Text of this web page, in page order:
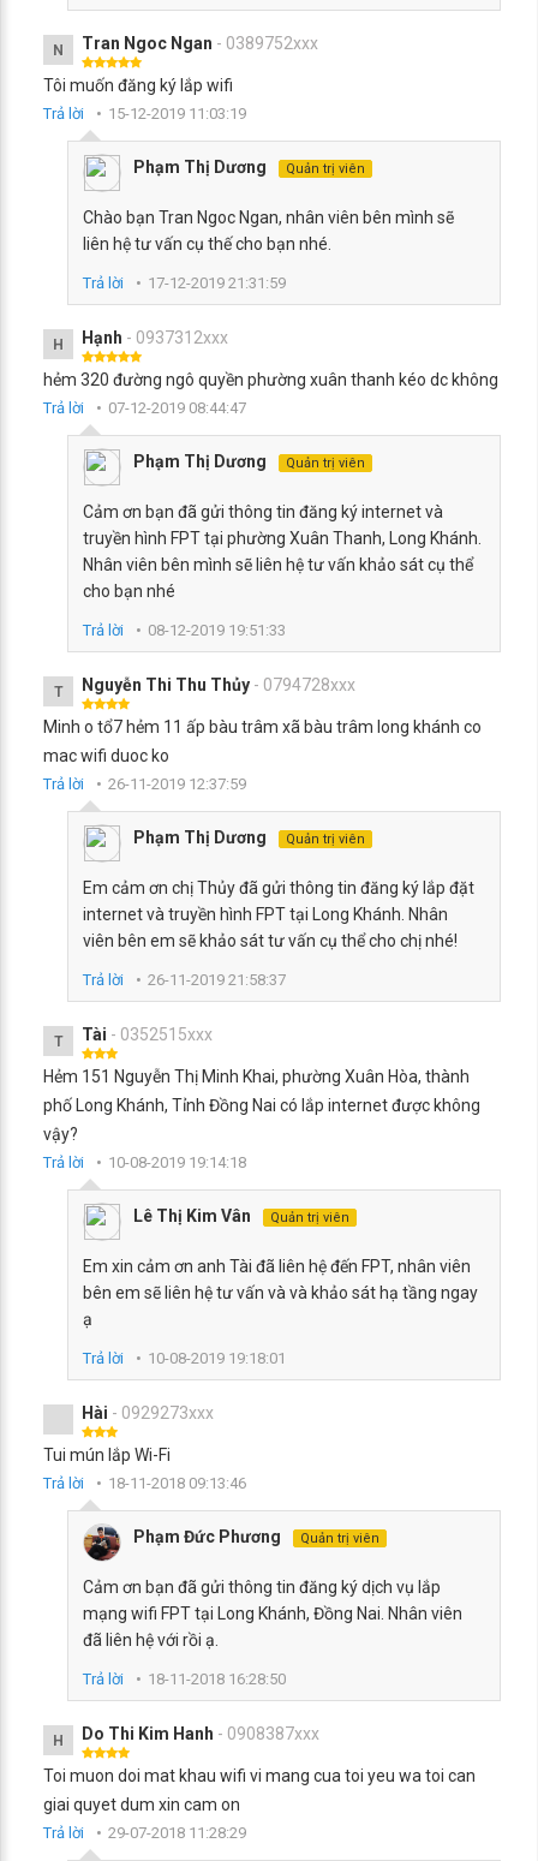
N Tran Ngoc Ngan - 0389752xxx
Tôi muốn đăng ký lắp wifi
Trả lời 15-12-2019 11:03:19
Phạm Thị Dương Quản trị viên
Chào bạn Tran Ngoc Ngan, nhân viên bên mình sẽ
liên hệ tư vấn cụ thế cho bạn nhé.
Trả lời 17-12-2019 21:31:59
H Hạnh - 0937312xxx
hẻm 320 đường ngô quyền phường xuân thanh kéo dc không
Trả lời 07-12-2019 08:44:47
Phạm Thị Dương Quản trị viên
Cảm ơn bạn đã gửi thông tin đăng ký internet và
truyền hình FPT tại phường Xuân Thanh, Long Khánh.
Nhân viên bên mình sẽ liên hệ tư vấn khảo sát cụ thể
cho bạn nhé
Trả lời 08-12-2019 19:51:33
T Nguyễn Thi Thu Thủy - 0794728xxx
Minh o tổ7 hẻm 11 ấp bàu trâm xã bàu trâm long khánh co
mac wifi duoc ko
Trả lời 26-11-2019 12:37:59
Phạm Thị Dương Quản trị viên
Em cảm ơn chị Thủy đã gửi thông tin đăng ký lắp đặt
internet và truyền hình FPT tại Long Khánh. Nhân
viên bên em sẽ khảo sát tư vấn cụ thể cho chị nhé!
Trả lời 26-11-2019 21:58:37
T Tài - 0352515xxx
Hẻm 151 Nguyễn Thị Minh Khai, phường Xuân Hòa, thành
phố Long Khánh, Tỉnh Đồng Nai có lắp internet được không
vậy?
Trả lời 10-08-2019 19:14:18
Lê Thị Kim Vân Quản trị viên
Em xin cảm ơn anh Tài đã liên hệ đến FPT, nhân viên
bên em sẽ liên hệ tư vấn và và khảo sát hạ tầng ngay
ạ
Trả lời 10-08-2019 19:18:01
Hài - 0929273xxx
Tui mún lắp Wi-Fi
Trả lời 18-11-2018 09:13:46
Phạm Đức Phương Quản trị viên
Cảm ơn bạn đã gửi thông tin đăng ký dịch vụ lắp
mạng wifi FPT tại Long Khánh, Đồng Nai. Nhân viên
đã liên hệ với rồi ạ.
Trả lời 18-11-2018 16:28:50
H Do Thi Kim Hanh - 0908387xxx
Toi muon doi mat khau wifi vi mang cua toi yeu wa toi can
giai quyet dum xin cam on
Trả lời 29-07-2018 11:28:29